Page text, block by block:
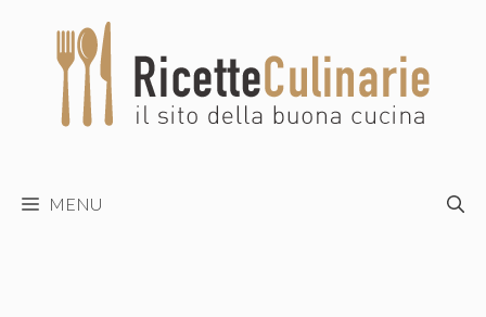
contenuto
MENU